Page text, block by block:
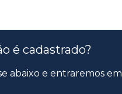
é cadastrado?
abaixo e entraremos em